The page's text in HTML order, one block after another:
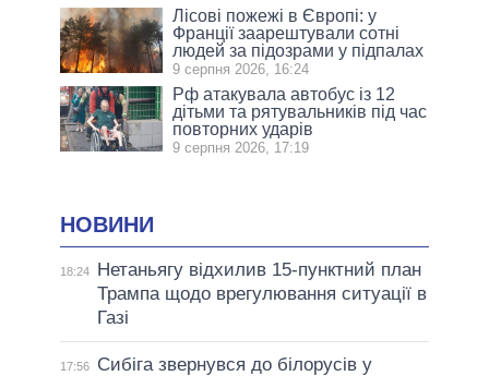
Лісові пожежі в Європі: у
Франції заарештували сотні
людей за підозрами у підпалах
9 серпня 2026, 16:24
Рф атакувала автобус із 12
дітьми та рятувальників під час
повторних ударів
9 серпня 2026, 17:19
НОВИНИ
18:24
Нетаньягу відхилив 15-пунктний план
Трампа щодо врегулювання ситуації в
Газі
17:56
Сибіга звернувся до білорусів у